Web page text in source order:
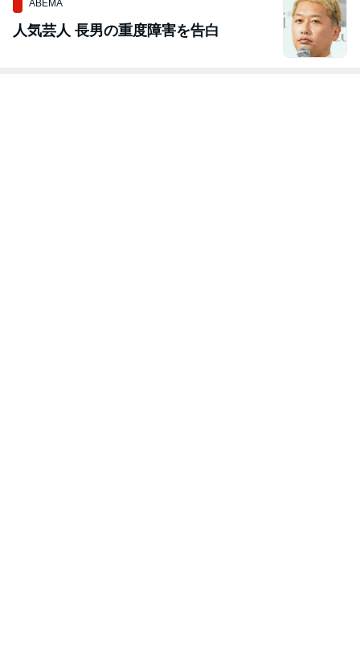
ABEMA
人気芸人 長男の重度障害を告白